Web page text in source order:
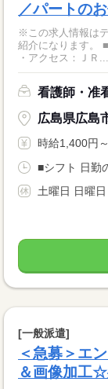
／パートの
※この求人情報は
紹介になります。
・アクセス：ＪＲ...
看護師・准
広島県広島
時給1,400円
■シフト 日勤
土曜日 日曜日
[一般派遣]
＜急募＞エ
＆画像加工